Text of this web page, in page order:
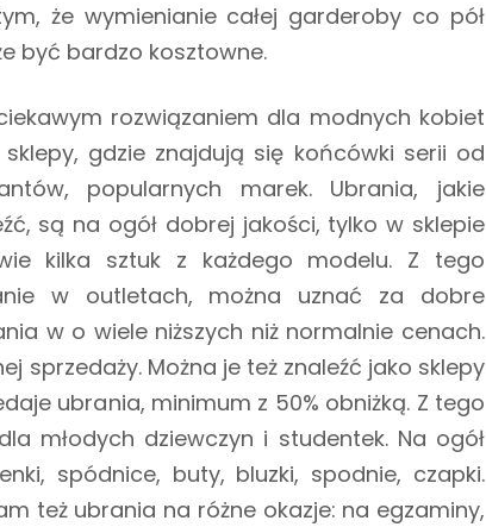
że wymienianie całej garderoby co pół
być bardzo kosztowne.
rozwiązaniem dla modnych kobiet
gdzie znajdują się końcówki serii od
popularnych marek. Ubrania, jakie
są na ogół dobrej jakości, tylko w sklepie
kilka sztuk z każdego modelu. Z tego
w outletach, można uznać za dobre
w o wiele niższych niż normalnie cenach.
sprzedaży. Można je też znaleźć jako sklepy
ubrania, minimum z 50% obniżką. Z tego
młodych dziewczyn i studentek. Na ogół
spódnice, buty, bluzki, spodnie, czapki.
też ubrania na różne okazje: na egzaminy,